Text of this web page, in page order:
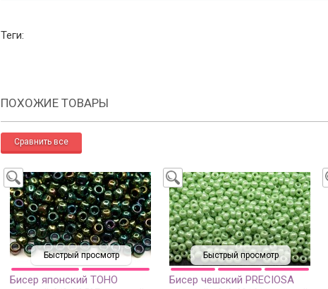
Теги:
ПОХОЖИЕ ТОВАРЫ
Быстрый просмотр
Бисер японский TOHO
Быстрый просмотр
Бисер чешский PRECIOSA